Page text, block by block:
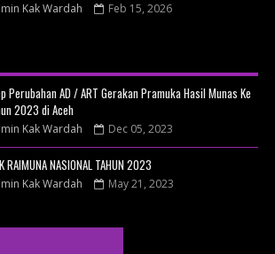
Kak Wardah Feb 15, 2026
Perubahan AD / ART Gerakan Pramuka Hasil Munas Ke
2023 di Aceh
Kak Wardah Dec 05, 2023
RAIMUNA NASIONAL TAHUN 2023
Kak Wardah May 21, 2023